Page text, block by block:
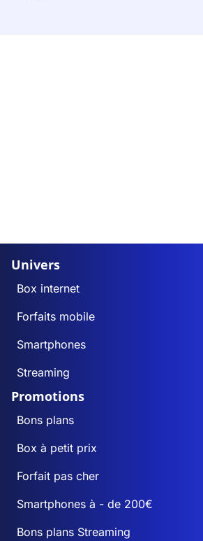
Univers
Box internet
Forfaits mobile
Smartphones
Streaming
Promotions
Bons plans
Box à petit prix
Forfait pas cher
Smartphones à - de 200€
Bons plans Streaming